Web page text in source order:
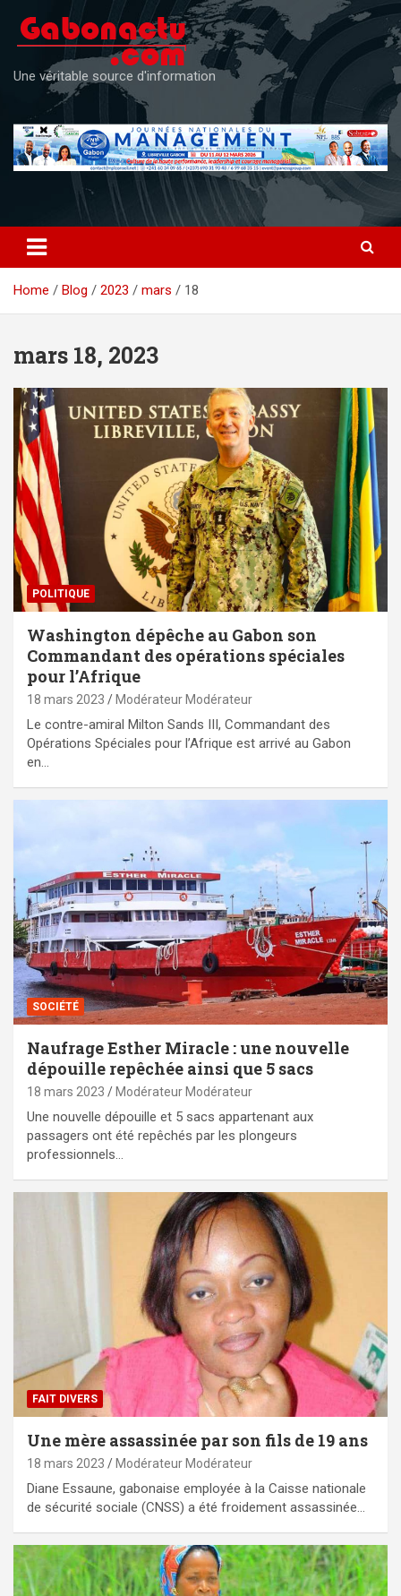
content
Une véritable source d'information
Home Blog 2023 mars 18
mars 18, 2023
POLITIQUE
Washington dépêche au Gabon son
Commandant des opérations spéciales
pour l’Afrique
18 mars 2023 Modérateur Modérateur
Le contre-amiral Milton Sands III, Commandant des
Opérations Spéciales pour l’Afrique est arrivé au Gabon
en…
SOCIÉTÉ
Naufrage Esther Miracle : une nouvelle
dépouille repêchée ainsi que 5 sacs
18 mars 2023 Modérateur Modérateur
Une nouvelle dépouille et 5 sacs appartenant aux
passagers ont été repêchés par les plongeurs
professionnels…
FAIT DIVERS
Une mère assassinée par son fils de 19 ans
18 mars 2023 Modérateur Modérateur
Diane Essaune, gabonaise employée à la Caisse nationale
de sécurité sociale (CNSS) a été froidement assassinée…